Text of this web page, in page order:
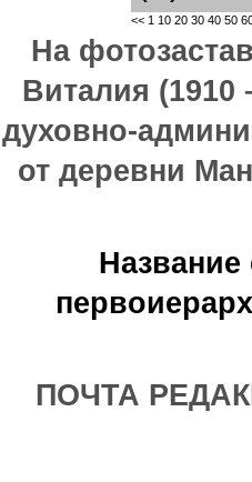
<< 1 10 20 30 40 50
На
Виталия (1910
духовно-
от деревни
Название
ПОЧТА